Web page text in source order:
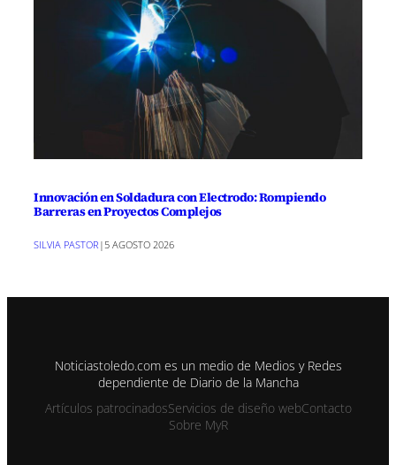
Innovación en Soldadura con Electrodo: Rompiendo
Barreras en Proyectos Complejos
SILVIA PASTOR |5 AGOSTO 2026
Noticiastoledo.com es un medio de Medios y Redes
dependiente de Diario de la Mancha
Artículos patrocinadosServicios de diseño webContacto
Sobre MyR